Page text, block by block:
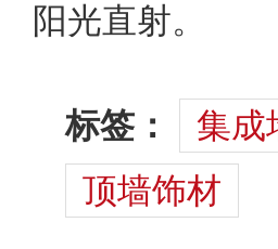
阳光直射。
标签： 集成
顶墙饰材